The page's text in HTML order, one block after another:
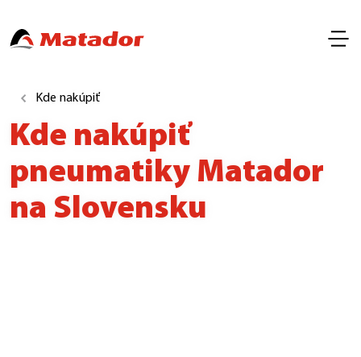
Kde nakúpiť
Kde nakúpiť
pneumatiky Matador
na Slovensku